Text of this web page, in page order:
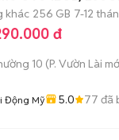
khác 256 GB 7-12
đ
10 (P. Vườn Lài
Động Mỹ 5.0 77 đã